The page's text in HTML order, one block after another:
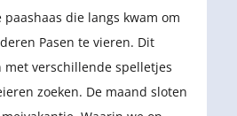
die langs kwam om
Pasen te vieren. Dit
met verschillende spelletjes
zoeken. De maand sloten